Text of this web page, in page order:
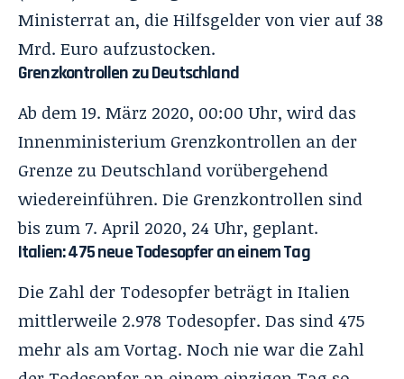
Ministerrat an, die Hilfsgelder von vier auf 38
Mrd. Euro aufzustocken.
Grenzkontrollen zu Deutschland
Ab dem 19. März 2020, 00:00 Uhr, wird das
Innenministerium Grenzkontrollen an der
Grenze zu Deutschland vorübergehend
wiedereinführen. Die Grenzkontrollen sind
bis zum 7. April 2020, 24 Uhr, geplant.
Italien: 475 neue Todesopfer an einem Tag
Die Zahl der Todesopfer beträgt in Italien
mittlerweile 2.978 Todesopfer. Das sind 475
mehr als am Vortag. Noch nie war die Zahl